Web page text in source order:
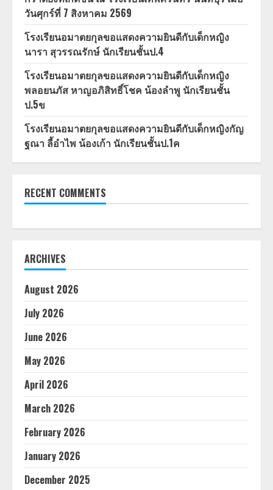
วันศุกร์ที่ 7 สิงหาคม 2569
โรงเรียนอมาตยกุลขอแสดงความยินดีกับเด็กหญิง
นารา สุวรรณรักษ์ นักเรียนชั้นป.4
โรงเรียนอมาตยกุลขอแสดงความยินดีกับเด็กหญิง
พลอยนภัส หาญอภิสิทธิ์โชค น้องลำพู นักเรียนชั้น
ป.5ข
โรงเรียนอมาตยกุลขอแสดงความยินดีกับเด็กหญิงกัญ
ฐณา ลี้อำไพ น้องเก้า นักเรียนชั้นป.1ค
RECENT COMMENTS
ARCHIVES
August 2026
July 2026
June 2026
May 2026
April 2026
March 2026
February 2026
January 2026
December 2025